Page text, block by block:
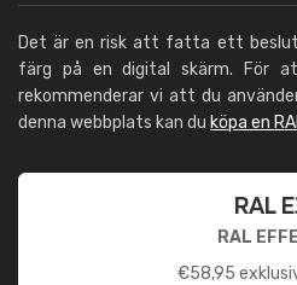
Det är en risk att fatta ett beslut
färg på en digital skärm. För
rekommenderar vi att du
denna webbplats kan du köpa en
RAL
RAL
€58,95